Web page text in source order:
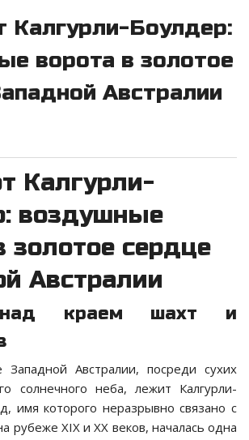
Калгурли-Боулдер:
ворота в золотое
Австралии
Калгурли-
воздушные
золотое сердце
Австралии
над краем шахт и
Австралии, посреди сухих
солнечного неба, лежит Калгурли-
имя которого неразрывно связано с
рубеже XIX и XX веков, началась одна